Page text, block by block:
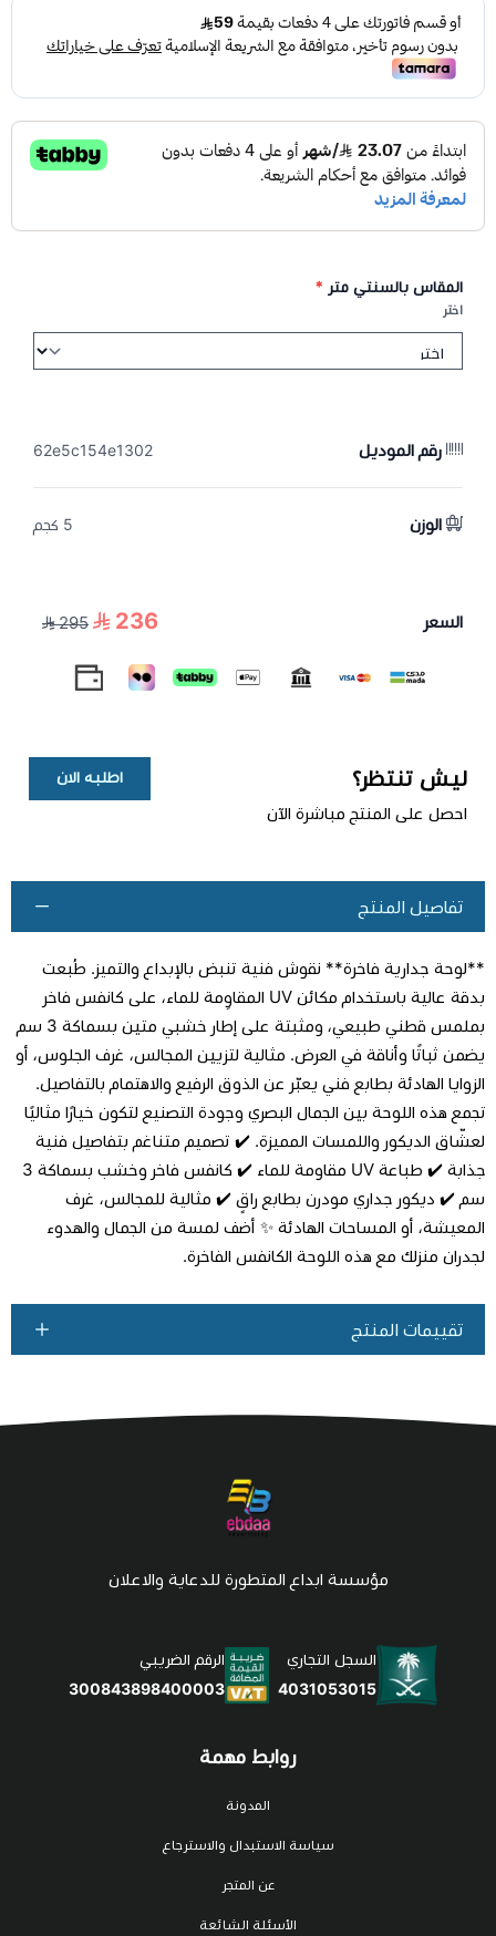
المقاس بالسنتي متر *
اختر
رقم الموديل 62e5c154e1302
الوزن 5 كجم
السعر 236
295
ليش تنتظر؟
احصل على المنتج مباشرة الآن
اطلبه الان
اطلب المنتج
تفاصيل المنتج
**لوحة جدارية فاخرة** نقوش فنية تنبض بالإبداع والتميز. طُبعت
بدقة عالية باستخدام مكائن UV المقاوِمة للماء، على كانفس فاخر
بملمس قطني طبيعي، ومثبتة على إطار خشبي متين بسماكة 3 سم
يضمن ثباتًا وأناقة في العرض. مثالية لتزيين المجالس، غرف الجلوس، أو
الزوايا الهادئة بطابع فني يعبّر عن الذوق الرفيع والاهتمام بالتفاصيل.
تجمع هذه اللوحة بين الجمال البصري وجودة التصنيع لتكون خيارًا مثاليًا
لعشّاق الديكور واللمسات المميزة. ✔️ تصميم متناغم بتفاصيل فنية
جذابة ✔️ طباعة UV مقاومة للماء ✔️ كانفس فاخر وخشب بسماكة 3
سم ✔️ ديكور جداري مودرن بطابع راقٍ ✔️ مثالية للمجالس، غرف
المعيشة، أو المساحات الهادئة ✨ أضف لمسة من الجمال والهدوء
لجدران منزلك مع هذه اللوحة الكانفس الفاخرة.
تقييمات المنتج
روابط مهمة
المدونة
سياسة الاستبدال والاسترجاع
عن المتجر
الأسئلة الشائعة
مؤسسة ابداع المتطورة للدعاية والاعلان
السجل التجاري
4031053015
الرقم الضريبي
300843898400003